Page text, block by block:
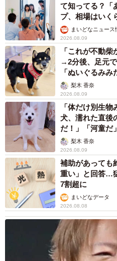
て知ってる？「
プ、相場はいく
まいどなニュース
2026.08.09
「これが不動
→2分後、足元
「ぬいぐるみみ
梨木 香奈
2026.08.09
「体だけ別生
犬、濡れた直
だ！」「河童だ
梨木 香奈
2026.08.09
補助があっても
重い」と回答…
7割超に
まいどなデータ
2026.08.08